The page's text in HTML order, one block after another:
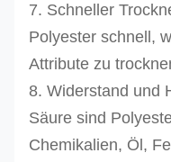
7. Schneller
Polyester schnell,
Attribute zu
8. Widerstand und
Säure sind
Chemikalien, Öl,